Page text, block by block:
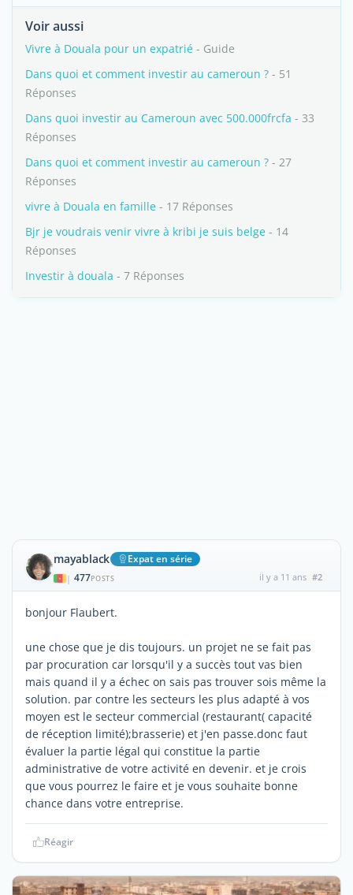
Voir aussi
Vivre à Douala pour un expatrié - Guide
Dans quoi et comment investir au cameroun ? - 51
Réponses
Dans quoi investir au Cameroun avec 500.000frcfa - 33
Réponses
Dans quoi et comment investir au cameroun ? - 27
Réponses
vivre à Douala en famille - 17 Réponses
Bjr je voudrais venir vivre à kribi je suis belge - 14
Réponses
Investir à douala - 7 Réponses
mayablack Expat en série
| 477POSTS il y a 11 ans #2
bonjour Flaubert.
une chose que je dis toujours. un projet ne se fait pas
par procuration car lorsqu'il y a succès tout vas bien
mais quand il y a échec on sais pas trouver sois même la
solution. par contre les secteurs les plus adapté à vos
moyen est le secteur commercial (restaurant( capacité
de réception limité);brasserie) et j'en passe.donc faut
évaluer la partie légal qui constitue la partie
administrative de votre activité en devenir. et je crois
que vous pourrez le faire et je vous souhaite bonne
chance dans votre entreprise.
Réagir